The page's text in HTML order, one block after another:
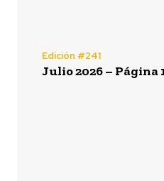
Edición #241
Julio 2026 – Página